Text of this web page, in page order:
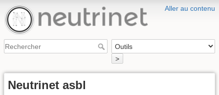
Aller au contenu
>
Neutrinet asbl